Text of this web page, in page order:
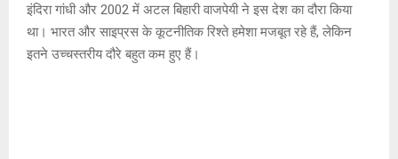
इंदिरा गांधी और 2002 में अटल बिहारी वाजपेयी ने इस देश का दौरा किया
था। भारत और साइप्रस के कूटनीतिक रिश्ते हमेशा मजबूत रहे हैं, लेकिन
इतने उच्चस्तरीय दौरे बहुत कम हुए हैं।